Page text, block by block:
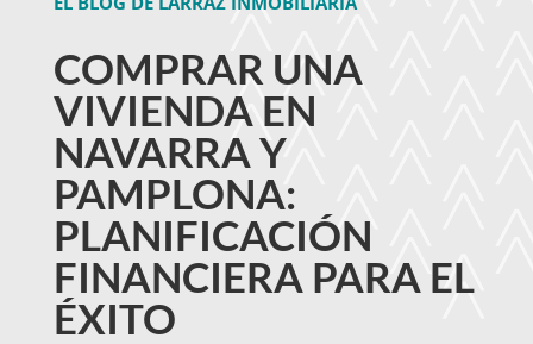
COMPRAR UNA
VIVIENDA EN
NAVARRA Y
PAMPLONA:
PLANIFICACIÓN
FINANCIERA PARA EL
ÉXITO